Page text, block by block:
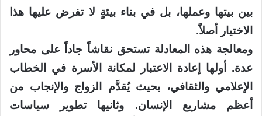
بين بيتها وعملها، بل في بناء بيئةٍ لا تفرض عليها هذا
الاختيار أصلاً.
ومعالجة هذه المعادلة تستحق نقاشاً جاداً على محاور
عدة. أولها إعادة الاعتبار لمكانة الأسرة في الخطاب
الإعلامي والثقافي، بحيث يُقدَّم الزواج والإنجاب من
أعظم مشاريع الإنسان. وثانيها تطوير سياسات